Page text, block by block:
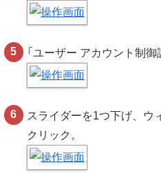
「ユーザー アカウント制御
スライダーを1つ下げ、ウ
クリック。